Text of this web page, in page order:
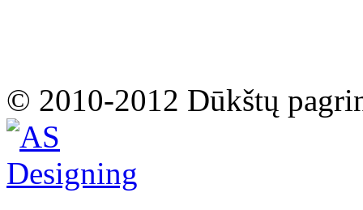
© 2010-2012 Dūkštų